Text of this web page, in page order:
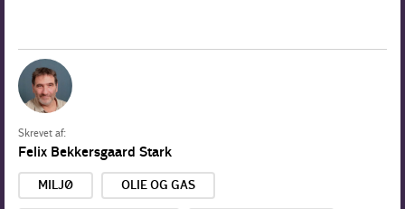
Skrevet af:
Felix Bekkersgaard Stark
MILJØ OLIE OG GAS